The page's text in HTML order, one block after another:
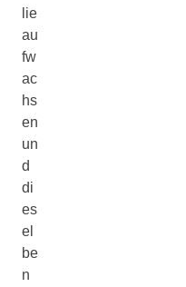
lie
au
fw
ac
hs
en
un
d
di
es
el
be
n